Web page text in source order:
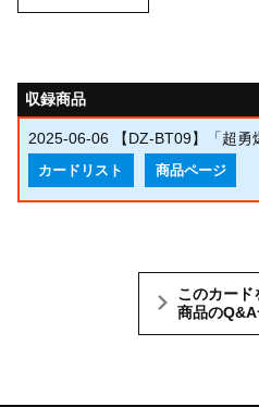
収録商品
2025-06-06 【DZ-BT09】「超勇
カードリスト 商品ページ
このカード
商品の